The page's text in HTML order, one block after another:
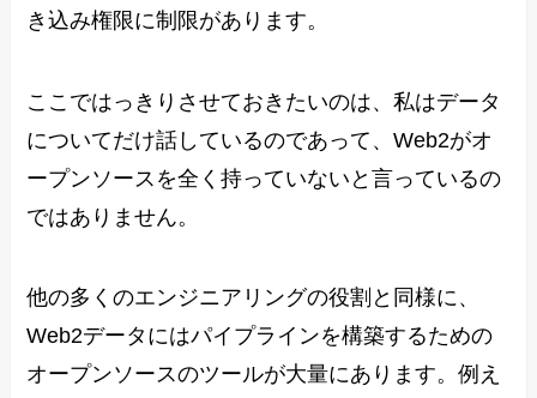
き込み権限に制限があります。
ここではっきりさせておきたいのは、私はデータ
についてだけ話しているのであって、Web2がオ
ープンソースを全く持っていないと言っているの
ではありません。
他の多くのエンジニアリングの役割と同様に、
Web2データにはパイプラインを構築するための
オープンソースのツールが大量にあります。例え